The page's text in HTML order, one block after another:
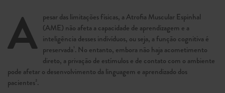
A pesar das limitações físicas, a Atrofia Muscular Espinhal
(AME) não afeta a capacidade de aprendizagem e a
inteligência desses indivíduos, ou seja, a função cognitiva é
preservada¹. No entanto, embora não haja acometimento
direto, a privação de estímulos e de contato com o ambiente
pode afetar o desenvolvimento da linguagem e aprendizado dos
pacientes².